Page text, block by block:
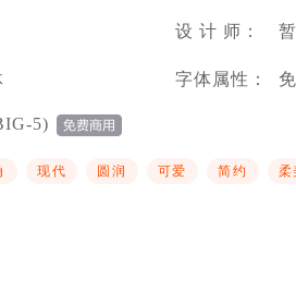
设 计 师：
字体属性：
5)
现代 圆润 可爱 简约 柔